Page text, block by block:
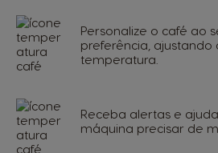
Personalize o café ao
preferência, ajustando
temperatura.
Receba alertas e
máquina precisar de